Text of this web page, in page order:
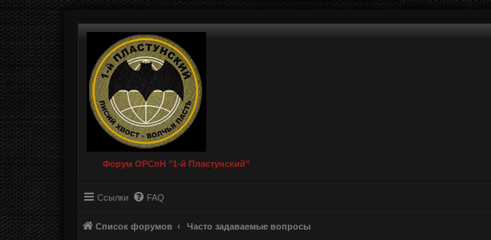
Форум ОРСпН "1-й Пластунский"
Ссылки FAQ
Список форумов Часто задаваемые вопросы